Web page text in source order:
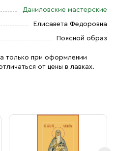
Даниловские мастерские
Елисавета Федоровна
Поясной образ
только при оформлении
от цены в лавках.